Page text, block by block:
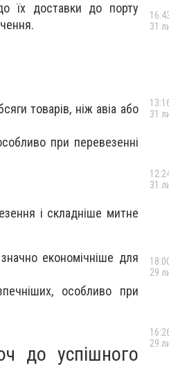
їх доставки до порту
товарів, ніж авіа або
при перевезенні
і складніше митне
економічніше для
особливо при
до успішного
31
31
31
29
29